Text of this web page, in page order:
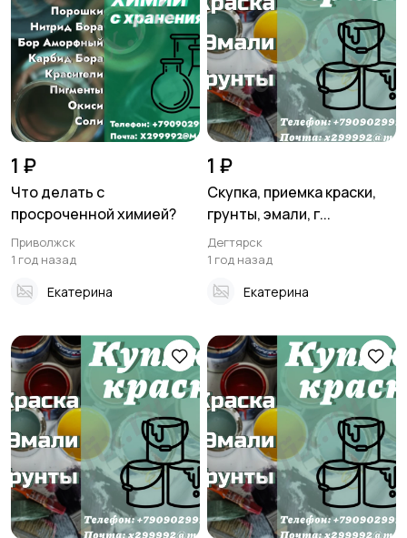
1 ₽
Что делать с
просроченной химией?
Приволжск
1 год назад
Екатерина
1 ₽
Скупка, приемка краски,
грунты, эмали, г...
Дегтярск
1 год назад
Екатерина